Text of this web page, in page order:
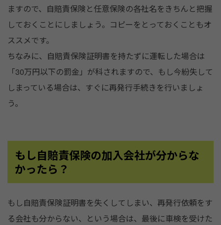
ますので、自賠責保険と任意保険の各社名をきちんと把握
しておくことにしましょう。コピーをとっておくこともオ
ススメです。
ちなみに、自賠責保険証明書を持たずに運転した場合は
「30万円以下の罰金」が科されますので、もし今紛失して
しまっている場合は、すぐに再発行手続きを行いましょ
う。
もし自賠責保険の加入会社が分からな
かったら？
もし自賠責保険証明書を失くしてしまい、再発行依頼をす
る会社も分からない、という場合は、最後に車検を受けた